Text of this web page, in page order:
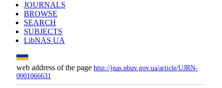
JOURNALS
BROWSE
SEARCH
SUBJECTS
LibNAS UA
web address of the page http://jnas.nbuv.gov.ua/article/UJRN-
0001066631